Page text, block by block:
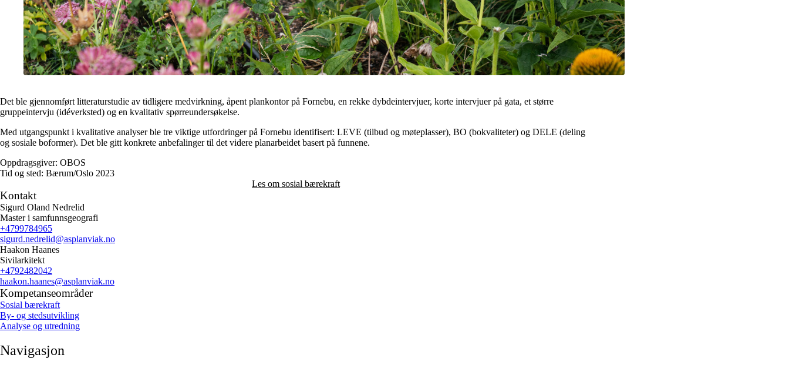
Det ble gjennomført litteraturstudie av tidligere medvirkning, åpent plankontor på Fornebu, en rekke dybdeintervjuer, korte intervjuer på gata, et større
gruppeintervju (idéverksted) og en kvalitativ spørreundersøkelse.
Med utgangspunkt i kvalitative analyser ble tre viktige utfordringer på Fornebu identifisert: LEVE (tilbud og møteplasser), BO (bokvaliteter) og DELE (deling
og sosiale boformer). Det ble gitt konkrete anbefalinger til det videre planarbeidet basert på funnene.
Oppdragsgiver: OBOS
Tid og sted: Bærum/Oslo 2023
Les om sosial bærekraft
Kontakt
Sigurd Oland Nedrelid
Master i samfunnsgeografi
+4799784965
sigurd.nedrelid@asplanviak.no
Haakon Haanes
Sivilarkitekt
+4792482042
haakon.haanes@asplanviak.no
Kompetanseområder
Sosial bærekraft
By- og stedsutvikling
Analyse og utredning
Navigasjon